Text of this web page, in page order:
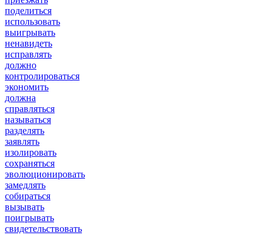
поделиться
использовать
выигрывать
ненавидеть
исправлять
должно
контролироваться
экономить
должна
справляться
называться
разделять
заявлять
изолировать
сохраняться
эволюционировать
замедлять
собираться
вызывать
поигрывать
свидетельствовать